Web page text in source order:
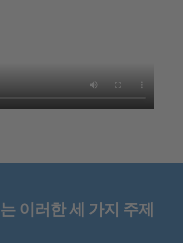
이러한 세 가지 주제